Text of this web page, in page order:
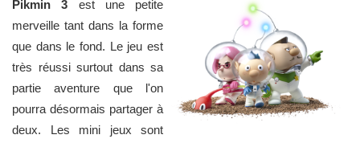
Pikmin 3 est une petite
merveille tant dans la forme
que dans le fond. Le jeu est
très réussi surtout dans sa
partie aventure que l'on
pourra désormais partager à
deux. Les mini jeux sont